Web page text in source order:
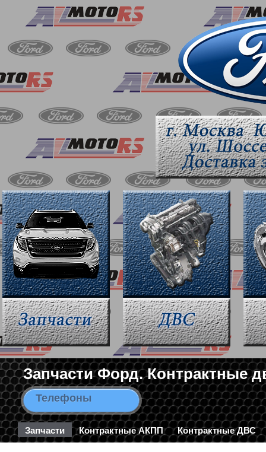
Запчасти Форд. Контрактные
Телефоны 8-963-663-46-43 / 8-495-782-
Запчасти Контрактные АКПП Контрактные ДВС